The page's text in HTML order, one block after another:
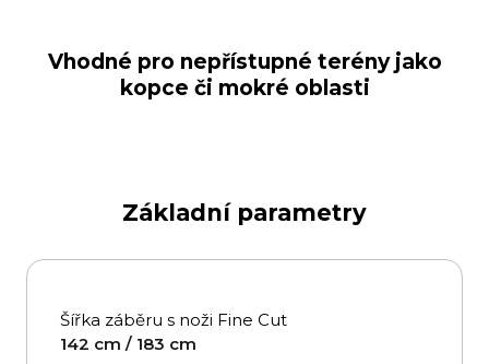
Vhodné pro nepřístupné terény jako
kopce či mokré oblasti
Základní parametry
Šířka záběru s noži Fine Cut
142 cm / 183 cm